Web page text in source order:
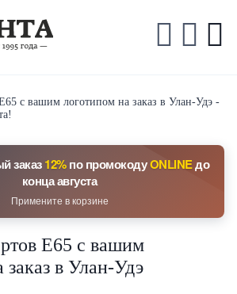
с вашим логотипом на заказ в Улан-Удэ -
заказ12%по промокодуONLINEдо
конца августа
Примените в корзине
Е65 с вашим
заказ в Улан-Удэ